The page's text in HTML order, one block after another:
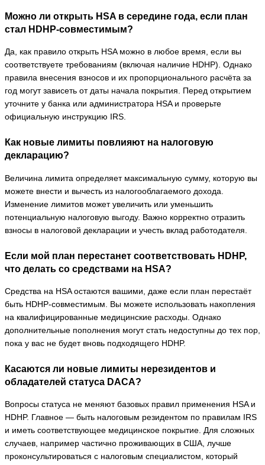
Можно ли открыть HSA в середине года, если план
стал HDHP-совместимым?
Да, как правило открыть HSA можно в любое время, если вы
соответствуете требованиям (включая наличие HDHP). Однако
правила внесения взносов и их пропорционального расчёта за
год могут зависеть от даты начала покрытия. Перед открытием
уточните у банка или администратора HSA и проверьте
официальную инструкцию IRS.
Как новые лимиты повлияют на налоговую
декларацию?
Величина лимита определяет максимальную сумму, которую вы
можете внести и вычесть из налогооблагаемого дохода.
Изменение лимитов может увеличить или уменьшить
потенциальную налоговую выгоду. Важно корректно отразить
взносы в налоговой декларации и учесть вклад работодателя.
Если мой план перестанет соответствовать HDHP,
что делать со средствами на HSA?
Средства на HSA остаются вашими, даже если план перестаёт
быть HDHP-совместимым. Вы можете использовать накопления
на квалифицированные медицинские расходы. Однако
дополнительные пополнения могут стать недоступны до тех пор,
пока у вас не будет вновь подходящего HDHP.
Касаются ли новые лимиты нерезидентов и
обладателей статуса DACA?
Вопросы статуса не меняют базовых правил применения HSA и
HDHP. Главное — быть налоговым резидентом по правилам IRS
и иметь соответствующее медицинское покрытие. Для сложных
случаев, например частично проживающих в США, лучше
проконсультироваться с налоговым специалистом, который